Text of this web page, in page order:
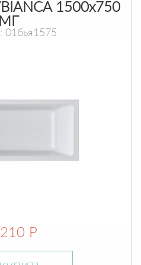
1500х750
МГ
01бья1575
Р